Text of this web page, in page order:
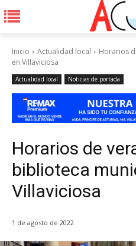
Inicio Actualidad local
Horarios
en Villaviciosa
Actualidad local Noticias de portada
Horarios de
biblioteca
Villaviciosa
1 de agosto de 2022